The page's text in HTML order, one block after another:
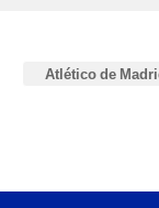
Atlético de